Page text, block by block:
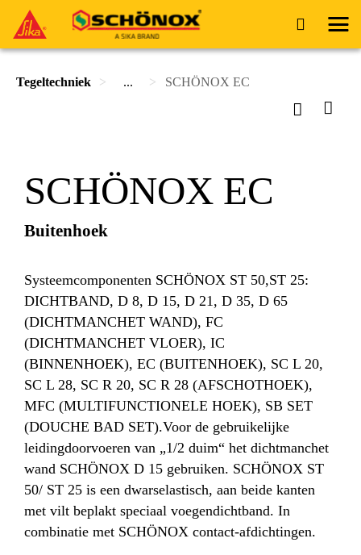
Tegeltechniek ... SCHÖNOX EC
SCHÖNOX EC
Buitenhoek
Systeemcomponenten SCHÖNOX ST 50,ST 25:
DICHTBAND, D 8, D 15, D 21, D 35, D 65
(DICHTMANCHET WAND), FC
(DICHTMANCHET VLOER), IC
(BINNENHOEK), EC (BUITENHOEK), SC L 20,
SC L 28, SC R 20, SC R 28 (AFSCHOTHOEK),
MFC (MULTIFUNCTIONELE HOEK), SB SET
(DOUCHE BAD SET).Voor de gebruikelijke
leidingdoorvoeren van „1/2 duim“ het dichtmanchet
wand SCHÖNOX D 15 gebruiken. SCHÖNOX ST
50/ ST 25 is een dwarselastisch, aan beide kanten
met vilt beplakt speciaal voegendichtband. In
combinatie met SCHÖNOX contact-afdichtingen.